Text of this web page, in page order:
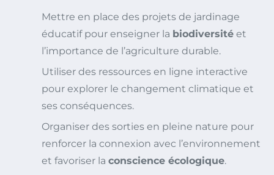
Mettre en place des projets de jardinage
éducatif pour enseigner la biodiversité et
l’importance de l’agriculture durable.
Utiliser des ressources en ligne interactive
pour explorer le changement climatique et
ses conséquences.
Organiser des sorties en pleine nature pour
renforcer la connexion avec l’environnement
et favoriser la conscience écologique.